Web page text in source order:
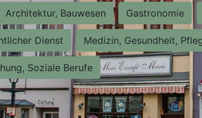
Architektur, Bauwesen Gastronomie
Dienst Medizin, Gesundheit,
Soziale Berufe